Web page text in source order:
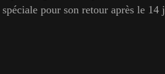
pour son retour après le 14